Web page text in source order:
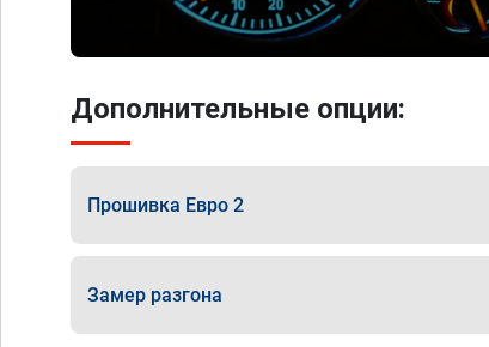
Дополнительные опции:
Прошивка Евро 2
Замер разгона